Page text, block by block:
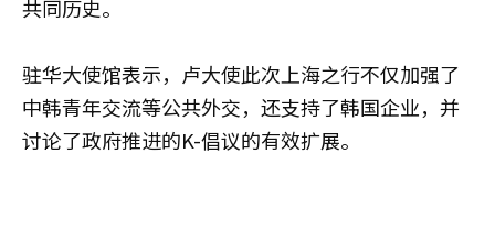
共同历史。
驻华大使馆表示，卢大使此次上海之行不仅加强了
中韩青年交流等公共外交，还支持了韩国企业，并
讨论了政府推进的K-倡议的有效扩展。